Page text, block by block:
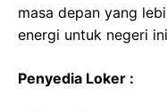
masa depan yang
energi untuk negeri
Penyedia Loker :